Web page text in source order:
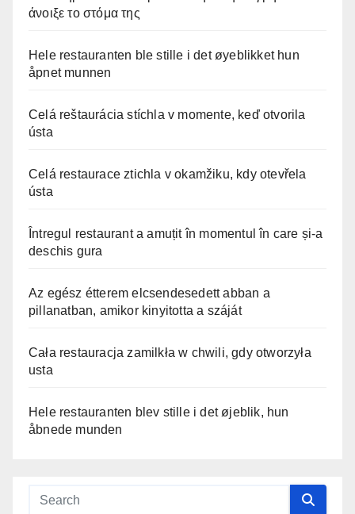
άνοιξε το στόμα της
Hele restauranten ble stille i det øyeblikket hun
åpnet munnen
Celá reštaurácia stíchla v momente, keď otvorila
ústa
Celá restaurace ztichla v okamžiku, kdy otevřela
ústa
Întregul restaurant a amuțit în momentul în care și-a
deschis gura
Az egész étterem elcsendesedett abban a
pillanatban, amikor kinyitotta a száját
Cała restauracja zamilkła w chwili, gdy otworzyła
usta
Hele restauranten blev stille i det øjeblik, hun
åbnede munden